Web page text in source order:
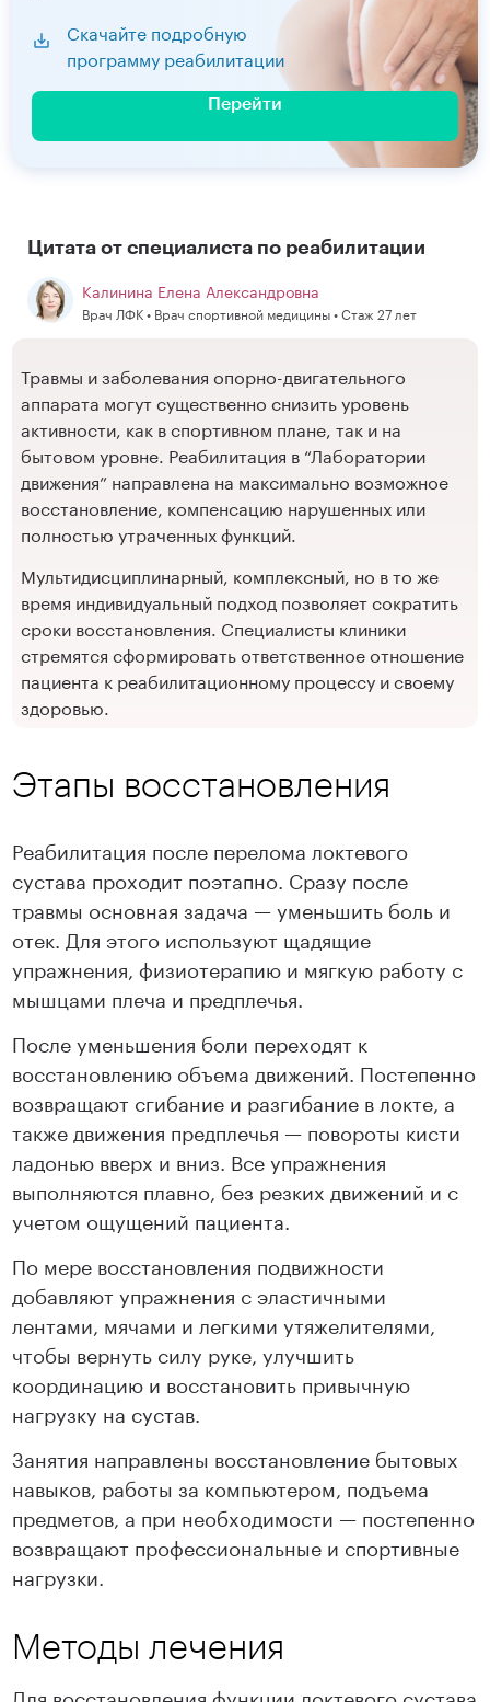
Скачайте подробную
программу реабилитации
Перейти
Цитата от специалиста по реабилитации
Калинина Елена Александровна
Врач ЛФК • Врач спортивной медицины • Стаж 27 лет
Травмы и заболевания опорно-двигательного
аппарата могут существенно снизить уровень
активности, как в спортивном плане, так и на
бытовом уровне. Реабилитация в “Лаборатории
движения” направлена на максимально возможное
восстановление, компенсацию нарушенных или
полностью утраченных функций.
Мультидисциплинарный, комплексный, но в то же
время индивидуальный подход позволяет сократить
сроки восстановления. Специалисты клиники
стремятся сформировать ответственное отношение
пациента к реабилитационному процессу и своему
здоровью.
Этапы восстановления
Реабилитация после перелома локтевого
сустава проходит поэтапно. Сразу после
травмы основная задача — уменьшить боль и
отек. Для этого используют щадящие
упражнения, физиотерапию и мягкую работу с
мышцами плеча и предплечья.
После уменьшения боли переходят к
восстановлению объема движений. Постепенно
возвращают сгибание и разгибание в локте, а
также движения предплечья — повороты кисти
ладонью вверх и вниз. Все упражнения
выполняются плавно, без резких движений и с
учетом ощущений пациента.
По мере восстановления подвижности
добавляют упражнения с эластичными
лентами, мячами и легкими утяжелителями,
чтобы вернуть силу руке, улучшить
координацию и восстановить привычную
нагрузку на сустав.
Занятия направлены восстановление бытовых
навыков, работы за компьютером, подъема
предметов, а при необходимости — постепенно
возвращают профессиональные и спортивные
нагрузки.
Методы лечения
Для восстановления функции локтевого сустава